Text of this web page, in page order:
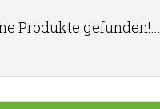
Produkte gefunden!...